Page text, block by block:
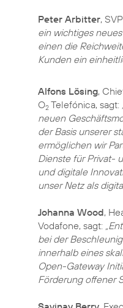
Peter Arbitter,
ein wichtiges
einen die
Kunden ein
Alfons Lösing,
O2 Telefónica, sagt:
neuen
der Basis unserer
ermöglichen wir
Dienste für Privat-
und digitale
unser Netz als
Johanna Wood,
Vodafone, sagt:
bei der
innerhalb eines
Open-Gateway
Förderung offener